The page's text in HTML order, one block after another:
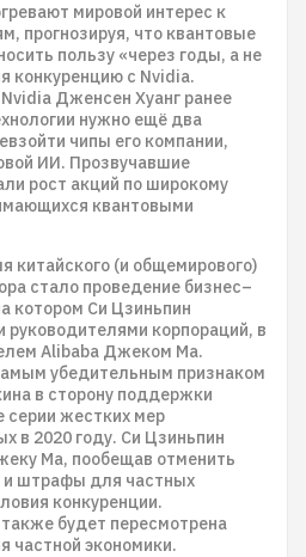
мировой интерес к
прогнозируя, что квантовые
пользу «через годы, а не
конкуренцию с Nvidia.
Дженсен Хуанг ранее
нужно ещё два
чипы его компании,
ИИ. Прозвучавшие
рост акций по широкому
квантовыми
китайского (и общемирового)
стало проведение бизнес–
котором Си Цзиньпин
корпораций, в
Alibaba Джеком Ма.
убедительным признаком
в сторону поддержки
серии жестких мер
в 2020 году. Си Цзиньпин
Ма, пообещав отменить
и штрафы для частных
конкуренции.
будет пересмотрена
частной экономики.